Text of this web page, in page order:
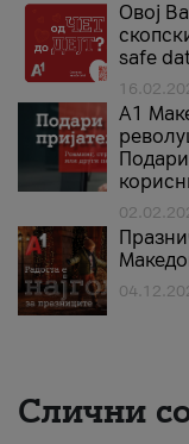
Овој
safe
А1
Слични